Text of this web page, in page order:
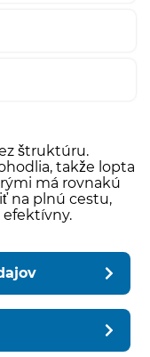
štruktúru.
takže lopta
má rovnakú
na plnú cestu,